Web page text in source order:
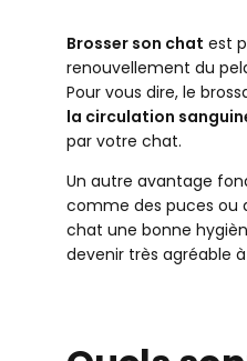
Brosser son chat est
renouvellement du
Pour vous dire, le
la circulation
par votre chat.
Un autre avantage
comme des puces ou
chat une bonne
devenir très agréable